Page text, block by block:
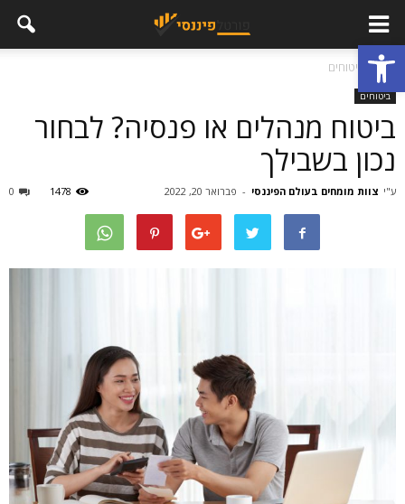
פתח סרגל נגישות
בית ביטוחים
ביטוחים
ביטוח מנהלים או פנסיה? לבחור
נכון בשבילך
ע"י צוות מומחים בעולם הפיננסי - פברואר 20, 2022 0 1478